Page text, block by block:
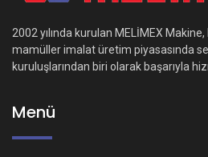
2002 yılında kurulan MELİMEX
mamüller imalat üretim piyasasında
kuruluşlarından biri olarak başarıyla
Menü